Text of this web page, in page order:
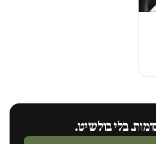
בלי בולשיט.